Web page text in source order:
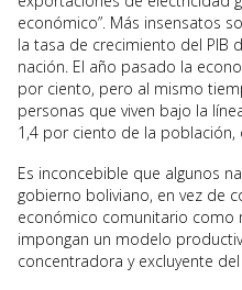
económico”. Más insensatos
la tasa de crecimiento del PIB
nación. El año pasado la
por ciento, pero al mismo
personas que viven bajo la
1,4 por ciento de la población,
Es inconcebible que algunos
gobierno boliviano, en vez de
económico comunitario como
impongan un modelo
concentradora y excluyente